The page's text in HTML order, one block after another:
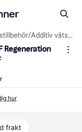
/ Additiv vätska DPF
Regeneration
hur
frakt